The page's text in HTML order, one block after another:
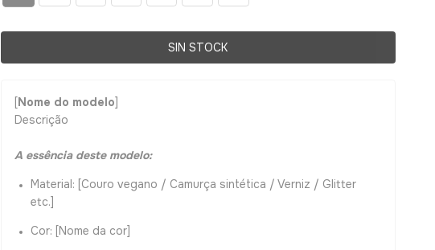
[Nome do modelo]
Descrição
A essência deste modelo:
Material: [Couro vegano / Camurça sintética / Verniz / Glitter
etc.]
Cor: [Nome da cor]